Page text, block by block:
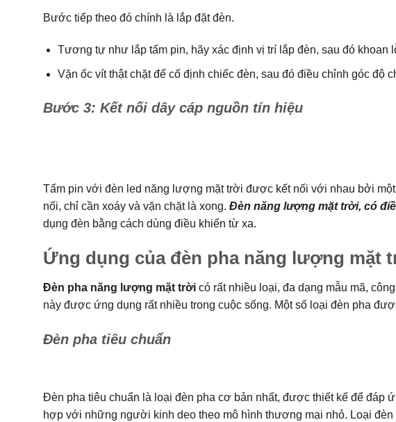
Bước tiếp theo đó chính là lắp đặt đèn.
Tương tự như lắp tấm pin, hãy xác định vị trí lắp đèn, sau đó khoan
Vặn ốc vít thật chặt để cố định chiếc đèn, sau đó điều chỉnh góc độ
Bước 3: Kết nối dây cáp nguồn tín hiệu
Tấm pin với đèn led năng lượng mặt trời được kết nối với nhau bởi
nối, chỉ cần xoáy và vặn chặt là xong. Đèn năng lượng mặt trời, có
dụng đèn bằng cách dùng điều khiển từ xa.
Ứng dụng của đèn pha năng lượng mặt
Đèn pha năng lượng mặt trời có rất nhiều loại, đa dạng mẫu mã,
này được ứng dụng rất nhiều trong cuộc sống. Một số loại đèn pha
Đèn pha tiêu chuẩn
Đèn pha tiêu chuẩn là loại đèn pha cơ bản nhất, được thiết kế để đáp
hợp với những người kinh deo theo mô hình thương mại nhỏ. Loại